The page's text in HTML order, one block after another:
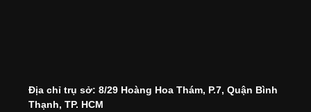
Địa chỉ trụ sở: 8/29 Hoàng Hoa Thám, P.7, Quận Bình
Thạnh, TP. HCM